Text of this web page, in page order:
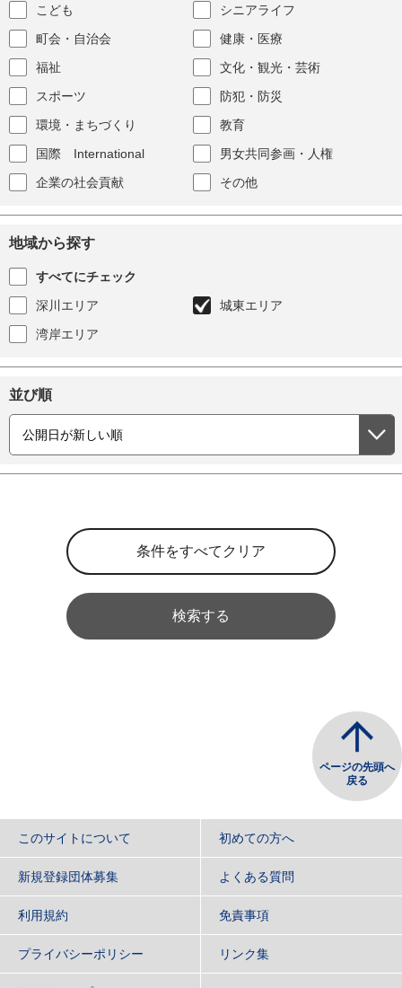
こども
シニアライフ
町会・自治会
健康・医療
福祉
文化・観光・芸術
スポーツ
防犯・防災
環境・まちづくり
教育
国際 International
男女共同参画・人権
企業の社会貢献
その他
地域から探す
すべてにチェック
深川エリア
城東エリア
湾岸エリア
並び順
検索する
ページの先頭へ
戻る
このサイトについて 初めての方へ
新規登録団体募集 よくある質問
利用規約 免責事項
プライバシーポリシー リンク集